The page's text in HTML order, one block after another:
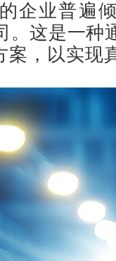
企业普遍
。这是一种
案，以实现